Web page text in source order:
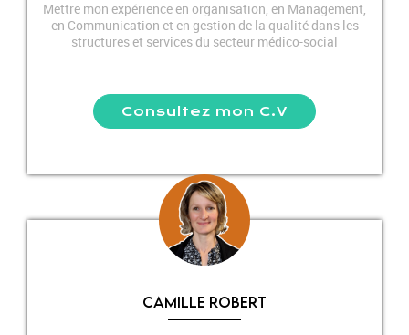
Mettre mon expérience en organisation, en Management,
en Communication et en gestion de la qualité dans les
structures et services du secteur médico-social
Consultez mon C.V
CAMILLE ROBERT